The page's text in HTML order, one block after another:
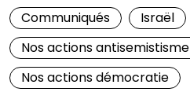
Communiqués
Israël
Nos actions antisemistisme
Nos actions démocratie